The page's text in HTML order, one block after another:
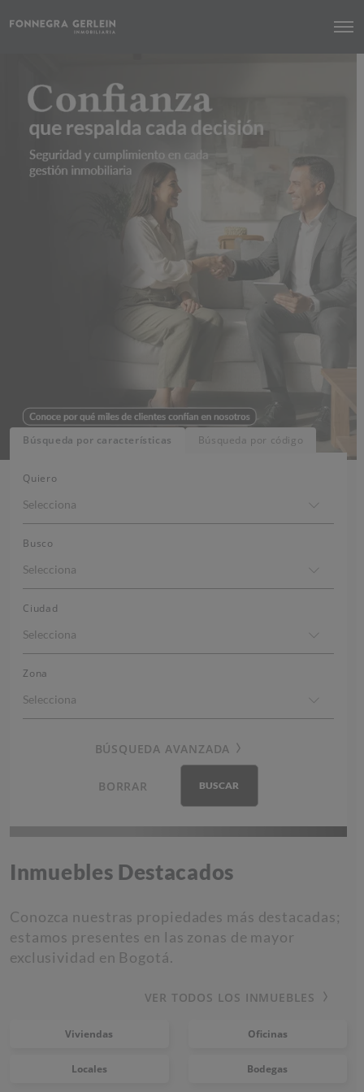
Búsqueda por características Búsqueda por código
Quiero
Selecciona
Busco
Selecciona
Ciudad
Selecciona
Zona
Selecciona
BÚSQUEDA AVANZADA
BORRAR BUSCAR
Inmuebles Destacados
Conozca nuestras propiedades más destacadas;
estamos presentes en las zonas de mayor
exclusividad en Bogotá.
VER TODOS LOS INMUEBLES
Viviendas Oficinas
Locales Bodegas